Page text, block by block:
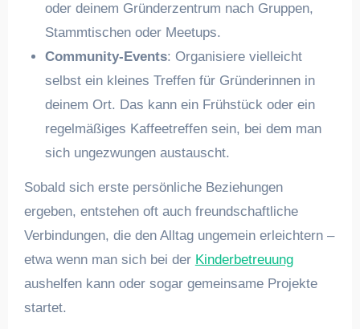
oder deinem Gründerzentrum nach Gruppen,
Stammtischen oder Meetups.
Community-Events: Organisiere vielleicht
selbst ein kleines Treffen für Gründerinnen in
deinem Ort. Das kann ein Frühstück oder ein
regelmäßiges Kaffeetreffen sein, bei dem man
sich ungezwungen austauscht.
Sobald sich erste persönliche Beziehungen
ergeben, entstehen oft auch freundschaftliche
Verbindungen, die den Alltag ungemein erleichtern –
etwa wenn man sich bei der Kinderbetreuung
aushelfen kann oder sogar gemeinsame Projekte
startet.